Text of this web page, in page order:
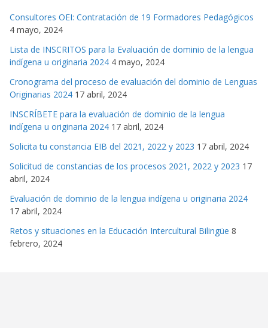
Consultores OEI: Contratación de 19 Formadores Pedagógicos
4 mayo, 2024
Lista de INSCRITOS para la Evaluación de dominio de la lengua
indígena u originaria 2024 4 mayo, 2024
Cronograma del proceso de evaluación del dominio de Lenguas
Originarias 2024 17 abril, 2024
INSCRÍBETE para la evaluación de dominio de la lengua
indígena u originaria 2024 17 abril, 2024
Solicita tu constancia EIB del 2021, 2022 y 2023 17 abril, 2024
Solicitud de constancias de los procesos 2021, 2022 y 2023 17
abril, 2024
Evaluación de dominio de la lengua indígena u originaria 2024
17 abril, 2024
Retos y situaciones en la Educación Intercultural Bilingüe 8
febrero, 2024